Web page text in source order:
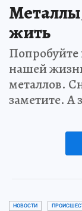
жить
Попробуйте
нашей
металлов.
заметите. А
НОВОСТИ